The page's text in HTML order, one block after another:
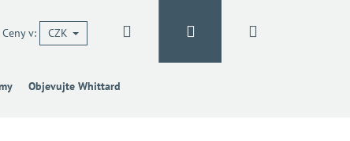
Objevujte Whittard
Ceny v: CZK Přihlášení